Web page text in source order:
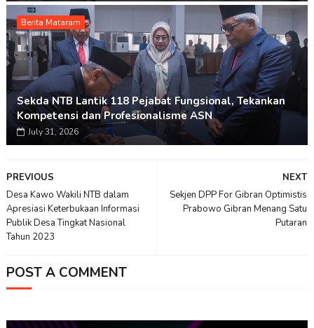
Berita Mataram
Sekda NTB Lantik 118 Pejabat Fungsional, Tekankan
Kompetensi dan Profesionalisme ASN
July 31, 2026
NEXT
Sekjen DPP For Gibran Optimistis
Prabowo Gibran Menang Satu
Putaran
PREVIOUS
Desa Kawo Wakili NTB dalam
Apresiasi Keterbukaan Informasi
Publik Desa Tingkat Nasional
Tahun 2023
POST A COMMENT